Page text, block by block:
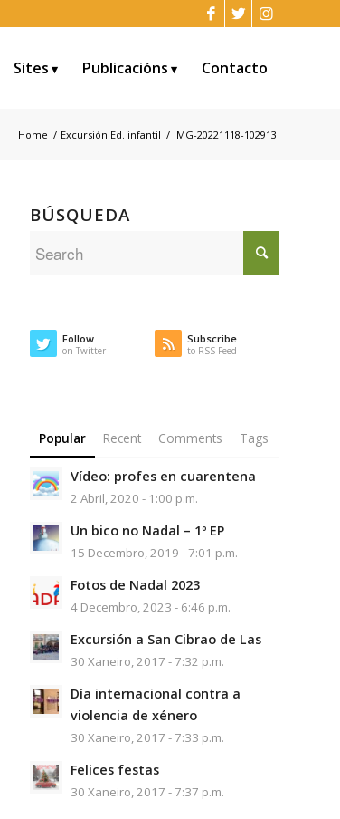
Sites Publicacións Contacto
Home / Excursión Ed. infantil / IMG-20221118-102913
BÚSQUEDA
Follow
on Twitter
Subscribe
to RSS Feed
Popular Recent Comments Tags
Vídeo: profes en cuarentena
2 Abril, 2020 - 1:00 p.m.
Un bico no Nadal – 1º EP
15 Decembro, 2019 - 7:01 p.m.
Fotos de Nadal 2023
4 Decembro, 2023 - 6:46 p.m.
Excursión a San Cibrao de Las
30 Xaneiro, 2017 - 7:32 p.m.
Día internacional contra a
violencia de xénero
30 Xaneiro, 2017 - 7:33 p.m.
Felices festas
30 Xaneiro, 2017 - 7:37 p.m.